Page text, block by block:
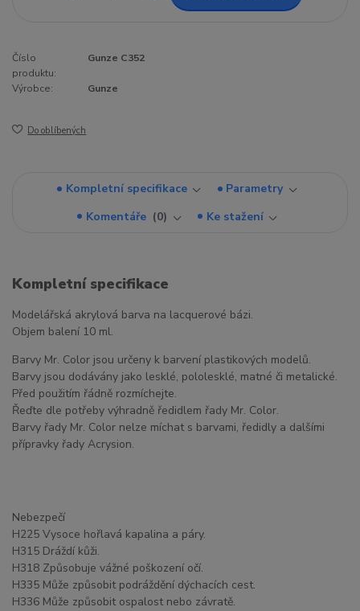
Číslo
produktu:
Gunze C352
Výrobce: Gunze
Do oblíbených
Kompletní specifikace
Parametry
Komentáře
0 Ke stažení
Kompletní specifikace
Modelářská akrylová barva na lacquerové bázi.
Objem balení 10 ml.
Barvy Mr. Color jsou určeny k barvení plastikových modelů.
Barvy jsou dodávány jako lesklé, pololesklé, matné či metalické.
Před použitím řádně rozmíchejte.
Řeďte dle potřeby výhradně ředidlem řady Mr. Color.
Barvy řady Mr. Color nelze míchat s barvami, ředidly a dalšími
přípravky řady Acrysion.
Nebezpečí
H225 Vysoce hořlavá kapalina a páry.
H315 Dráždí kůži.
H318 Způsobuje vážné poškození očí.
H335 Může způsobit podráždění dýchacích cest.
H336 Může způsobit ospalost nebo závratě.